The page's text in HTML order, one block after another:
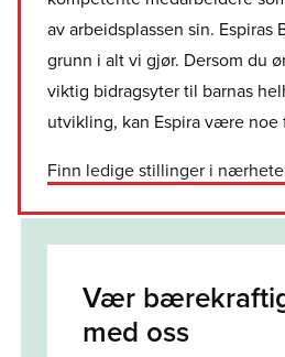
av arbeidsplassen sin. Espiras
grunn i alt vi gjør. Dersom du
viktig bidragsyter til barnas
utvikling, kan Espira være noe
Finn ledige stillinger i
Vær
med oss